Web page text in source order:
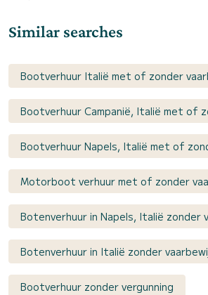
Similar searches
Bootverhuur Italië met of zonder
Bootverhuur Campanië, Italië met of
Bootverhuur Napels, Italië met of
Motorboot verhuur met of zonder
Botenverhuur in Napels, Italië zonder
Botenverhuur in Italië zonder
Bootverhuur zonder vergunning